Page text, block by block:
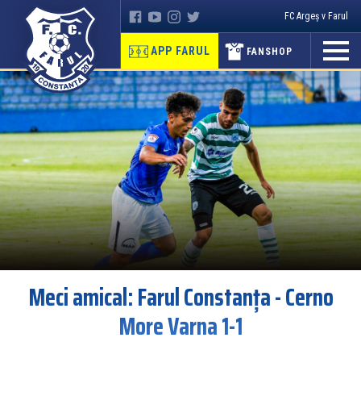
FC Argeș v Farul
APP FARUL FANSHOP
Meci amical: Farul Constanța - Cerno
More Varna 1-1